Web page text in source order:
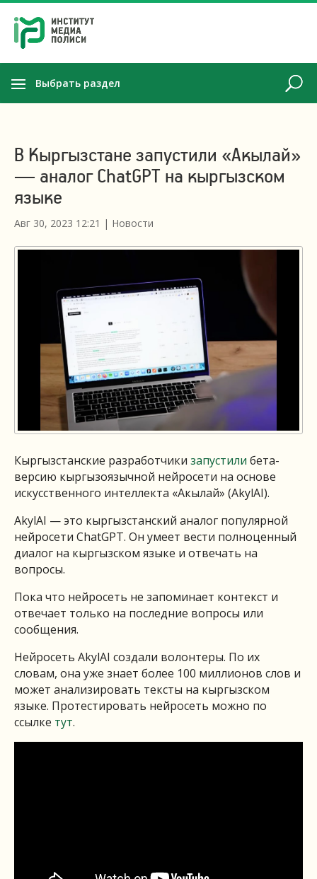
Выбрать раздел
В Кыргызстане запустили «Акылай»
— аналог ChatGPT на кыргызском
языке
Авг 30, 2023 12:21 | Новости
Кыргызстанские разработчики запустили бета-
версию кыргызоязычной нейросети на основе
искусственного интеллекта «Акылай» (AkylAI).
AkylAI — это кыргызстанский аналог популярной
нейросети ChatGPT. Он умеет вести полноценный
диалог на кыргызском языке и отвечать на
вопросы.
Пока что нейросеть не запоминает контекст и
отвечает только на последние вопросы или
сообщения.
Нейросеть AkylAI создали волонтеры. По их
словам, она уже знает более 100 миллионов слов и
может анализировать тексты на кыргызском
языке. Протестировать нейросеть можно по
ссылке тут.